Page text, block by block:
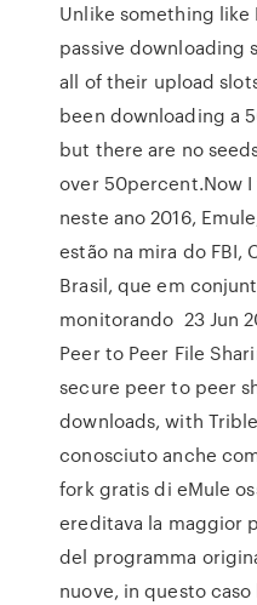
Unlike something like
passive downloading
all of their upload
been downloading a
but there are no
over 50percent.Now
neste ano 2016,
estão na mira do FBI,
Brasil, que em
monitorando 23 Jun
Peer to Peer File
secure peer to peer
downloads, with
conosciuto anche
fork gratis di eMule
ereditava la maggior
del programma
nuove, in questo